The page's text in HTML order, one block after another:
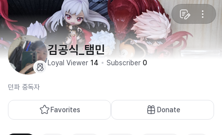
김공식_탬민
Loyal Viewer 14 Subscriber 0
던파 중독자
Favorites Donate